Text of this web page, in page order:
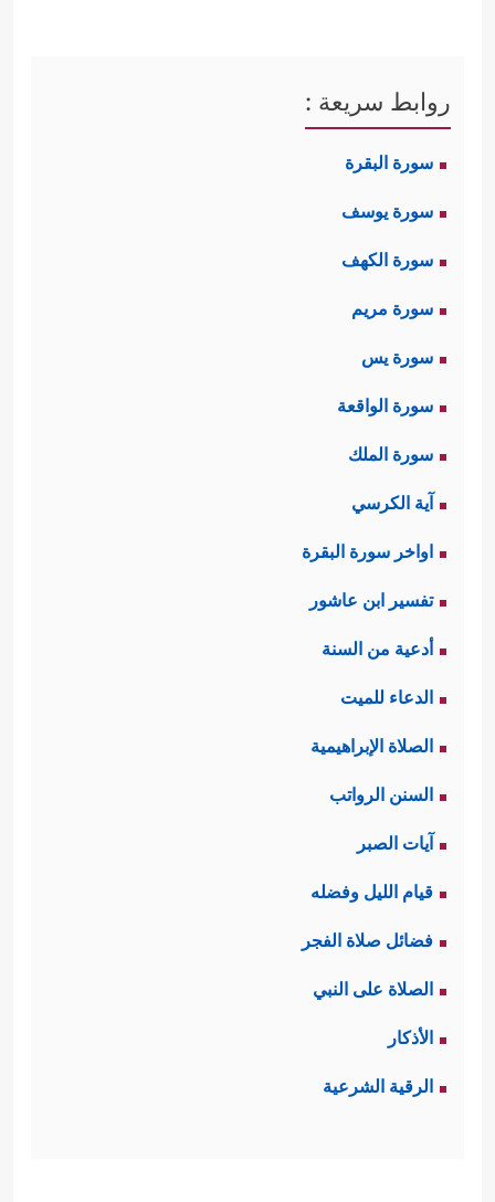
روابط سريعة :
سورة البقرة
سورة يوسف
سورة الكهف
سورة مريم
سورة يس
سورة الواقعة
سورة الملك
آية الكرسي
اواخر سورة البقرة
تفسير ابن عاشور
أدعية من السنة
الدعاء للميت
الصلاة الإبراهيمية
السنن الرواتب
آيات الصبر
قيام الليل وفضله
فضائل صلاة الفجر
الصلاة على النبي
الأذكار
الرقية الشرعية